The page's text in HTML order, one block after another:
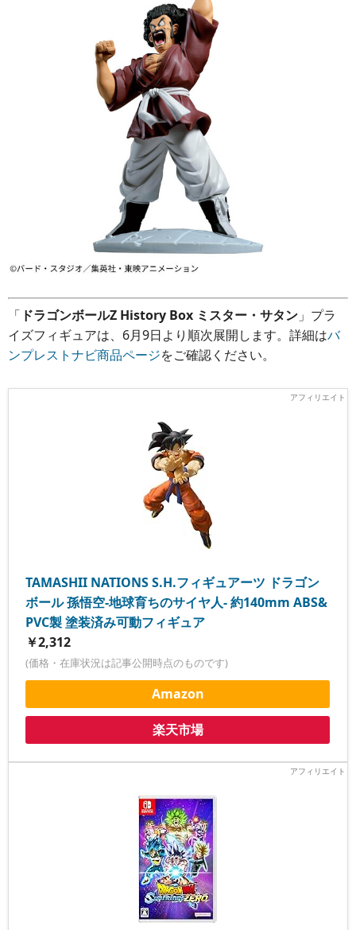
「 ドラゴンボールZ History Box ミスター・サタン 」プラ
イズフィギュアは、6月9日より順次展開します。詳細はバ
ンプレストナビ商品ページをご確認ください。
TAMASHII NATIONS S.H.フィギュアーツ ドラゴン
ボール 孫悟空-地球育ちのサイヤ人- 約140mm ABS&
PVC製 塗装済み可動フィギュア
￥2,312
(価格・在庫状況は記事公開時点のものです)
Amazon
楽天市場